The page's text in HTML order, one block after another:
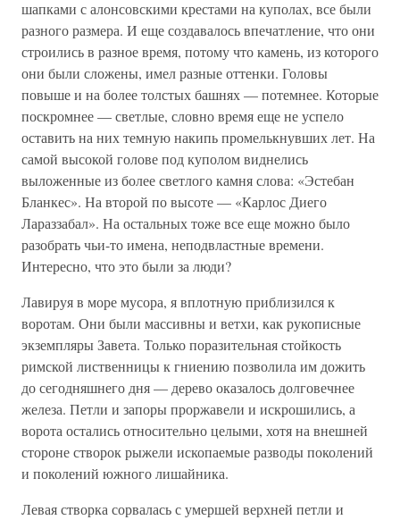
шапками с алонсовскими крестами на куполах, все были
разного размера. И еще создавалось впечатление, что они
строились в разное время, потому что камень, из которого
они были сложены, имел разные оттенки. Головы
повыше и на более толстых башнях — потемнее. Которые
поскромнее — светлые, словно время еще не успело
оставить на них темную накипь промелькнувших лет. На
самой высокой голове под куполом виднелись
выложенные из более светлого камня слова: «Эстебан
Бланкес». На второй по высоте — «Карлос Диего
Лараззабал». На остальных тоже все еще можно было
разобрать чьи-то имена, неподвластные времени.
Интересно, что это были за люди?
Лавируя в море мусора, я вплотную приблизился к
воротам. Они были массивны и ветхи, как рукописные
экземпляры Завета. Только поразительная стойкость
римской лиственницы к гниению позволила им дожить
до сегодняшнего дня — дерево оказалось долговечнее
железа. Петли и запоры проржавели и искрошились, а
ворота остались относительно целыми, хотя на внешней
стороне створок рыжели ископаемые разводы поколений
и поколений южного лишайника.
Левая створка сорвалась с умершей верхней петли и